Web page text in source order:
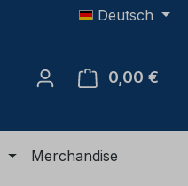
Deutsch
0,00 €
Merchandise